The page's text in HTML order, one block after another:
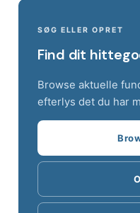
SØG ELLER OPRET
Find dit
Browse aktuelle
efterlys det du har